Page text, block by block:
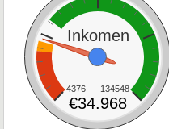
Inkomen
4376 134548
€34.968